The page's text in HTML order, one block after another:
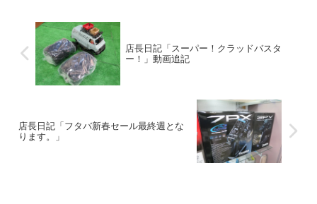
店長日記「スーパー！クラッドバスタ
ー！」動画追記
店長日記「フタバ新春セール最終週とな
ります。」